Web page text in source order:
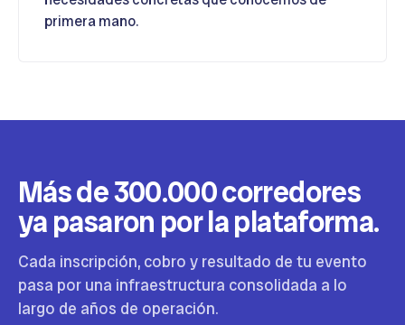
primera mano.
Más de 300.000 corredores
ya pasaron por la plataforma.
Cada inscripción, cobro y resultado de tu evento
pasa por una infraestructura consolidada a lo
largo de años de operación.